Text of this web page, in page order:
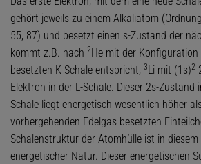
gehört jeweils zu einem Alkaliatom
55, 87) und besetzt einen s-Zustand der
kommt z.B. nach 2He mit der Konfiguration
besetzten K-Schale entspricht, 3Li mit (1s)2
Elektron in der L-Schale. Dieser 2s-Zustand
Schale liegt energetisch wesentlich höher
vorhergehenden Edelgas besetzten
Schalenstruktur der Atomhülle ist in
energetischer Natur. Dieser energetischen